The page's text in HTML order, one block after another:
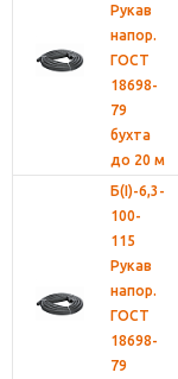
Рукав
напор.
ГОСТ
18698-
79
бухта
до 20 м
Б(I)-6,3-
100-
115
Рукав
напор.
ГОСТ
18698-
79